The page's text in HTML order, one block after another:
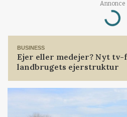
Annonce
Loading...
BUSINESS
Ejer eller medejer? Nyt
landbrugets ejerstruktur